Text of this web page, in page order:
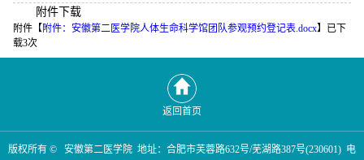
附件下载
附件【附件：安徽第二医学院人体生命科学馆团队参观预约登记表.docx】已下
载3次
返回首页
版权所有 © 安徽第二医学院 地址：合肥市芙蓉路632号/芜湖路387号(230601) 电